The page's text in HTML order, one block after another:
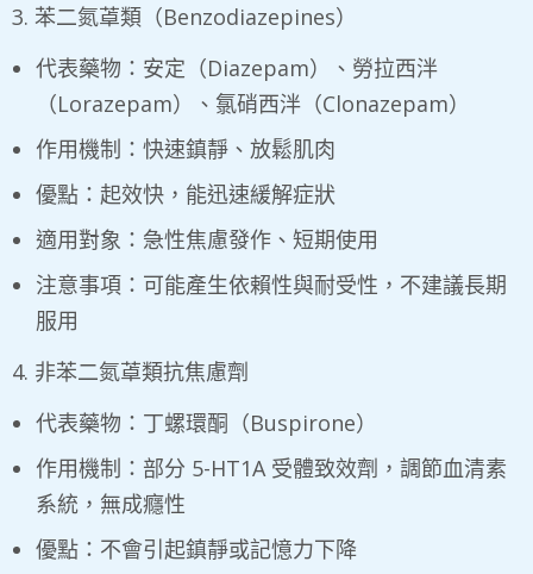
3. 苯二氮䓬類（Benzodiazepines）
代表藥物：安定（Diazepam）、勞拉西泮
（Lorazepam）、氯硝西泮（Clonazepam）
作用機制：快速鎮靜、放鬆肌肉
優點：起效快，能迅速緩解症狀
適用對象：急性焦慮發作、短期使用
注意事項：可能產生依賴性與耐受性，不建議長期
服用
4. 非苯二氮䓬類抗焦慮劑
代表藥物：丁螺環酮（Buspirone）
作用機制：部分 5-HT1A 受體致效劑，調節血清素
系統，無成癮性
優點：不會引起鎮靜或記憶力下降